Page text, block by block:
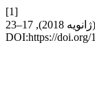
[1]
. 5, 3 (ژانویه 2018), 17–23.
DOI:https://doi.org/